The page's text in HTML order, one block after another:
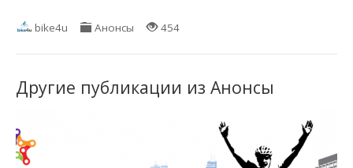
bike4u Анонсы 454
Другие публикации из Анонсы